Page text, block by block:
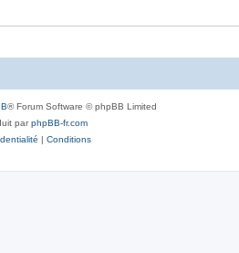
® Forum Software © phpBB Limited
parphpBB-fr.com
| Conditions